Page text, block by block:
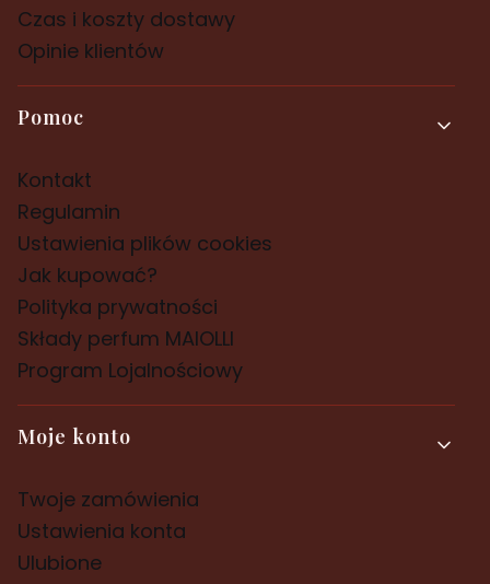
Czas i koszty dostawy
Opinie klientów
Pomoc
Kontakt
Regulamin
Ustawienia plików cookies
Jak kupować?
Polityka prywatności
Składy perfum MAIOLLI
Program Lojalnościowy
Moje konto
Twoje zamówienia
Ustawienia konta
Ulubione